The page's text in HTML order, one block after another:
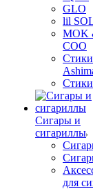
GLO
lil
MOK
COO
Стики
Сигары и
сигариллы
для